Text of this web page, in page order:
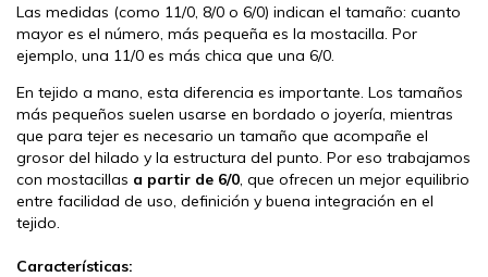
Las medidas (como 11/0, 8/0 o 6/0) indican el tamaño: cuanto
mayor es el número, más pequeña es la mostacilla. Por
ejemplo, una 11/0 es más chica que una 6/0.
En tejido a mano, esta diferencia es importante. Los tamaños
más pequeños suelen usarse en bordado o joyería, mientras
que para tejer es necesario un tamaño que acompañe el
grosor del hilado y la estructura del punto. Por eso trabajamos
con mostacillas a partir de 6/0, que ofrecen un mejor equilibrio
entre facilidad de uso, definición y buena integración en el
tejido.
Características: